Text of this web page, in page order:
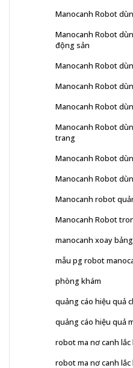
Manocanh Robot
Manocanh Robot
động sản
Manocanh Robot
Manocanh Robot
Manocanh Robot
Manocanh Robot
trang
Manocanh Robot
Manocanh Robot
Manocanh robot
Manocanh Robot
manocanh xoay
mẫu pg robot
phòng khám
quảng cáo hiệu quả
quảng cáo hiệu quả
robot ma nơ canh lắc
robot ma nơ canh